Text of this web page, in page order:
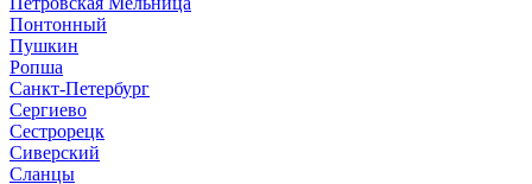
Понтонный
Пушкин
Ропша
Санкт-Петербург
Сергиево
Сестрорецк
Сиверский
Сланцы